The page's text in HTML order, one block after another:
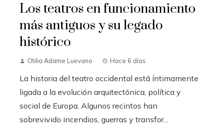
Los teatros en funcionamiento
más antiguos y su legado
histórico
Otilia Adame Luevano Hace 6 días
La historia del teatro occidental está íntimamente
ligada a la evolución arquitectónica, política y
social de Europa. Algunos recintos han
sobrevivido incendios, guerras y transfor...